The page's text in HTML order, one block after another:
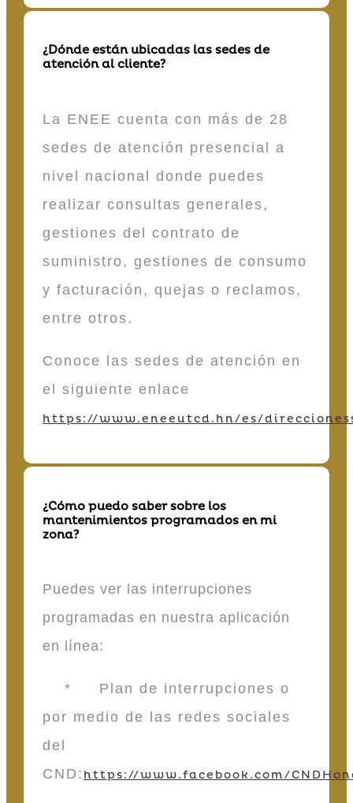
¿Dónde están ubicadas las sedes de
atención al cliente?
La ENEE cuenta con más de 28
sedes de atención presencial a
nivel nacional donde puedes
realizar consultas generales,
gestiones del contrato de
suministro, gestiones de consumo
y facturación, quejas o reclamos,
entre otros.
Conoce las sedes de atención en
el siguiente enlace
https://www.eneeutcd.hn/es/
¿Cómo puedo saber sobre los
mantenimientos programados en mi
zona?
Puedes ver las interrupciones
programadas en nuestra aplicación
en línea:
* Plan de interrupciones o
por medio de las redes sociales
del
CND: https://www.facebook.com/